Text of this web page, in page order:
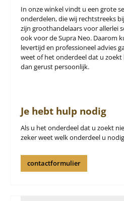
In onze winkel vindt u een grote
onderdelen, die wij rechtstreeks
zijn groothandelaars voor allerlei
ook voor de Supra Neo. Daarom
levertijd en professioneel advies
weet of het onderdeel dat u zoekt
dan gerust persoonlijk.
Je hebt hulp nodig
Als u het onderdeel dat u zoekt
zeker weet welk onderdeel u
contactformulier